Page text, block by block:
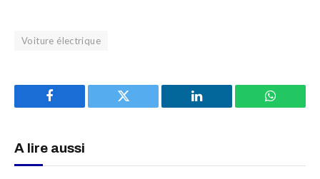
Voiture électrique
Facebook Twitter LinkedIn
A lire aussi